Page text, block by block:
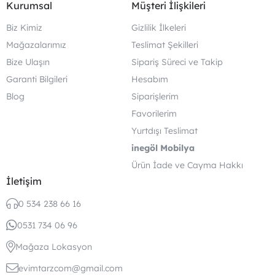
Kurumsal
Biz Kimiz
Mağazalarımız
Bize Ulaşın
Garanti Bilgileri
Blog
Müşteri İlişkileri
Gizlilik İlkeleri
Teslimat Şekilleri
Sipariş Süreci ve Takip
Hesabım
Siparişlerim
Favorilerim
Yurtdışı Teslimat
inegöl Mobilya
Ürün İade ve Cayma Hakkı
İletişim
0 534 238 66 16
0531 734 06 96
Mağaza Lokasyon
evimtarzcom@gmail.com